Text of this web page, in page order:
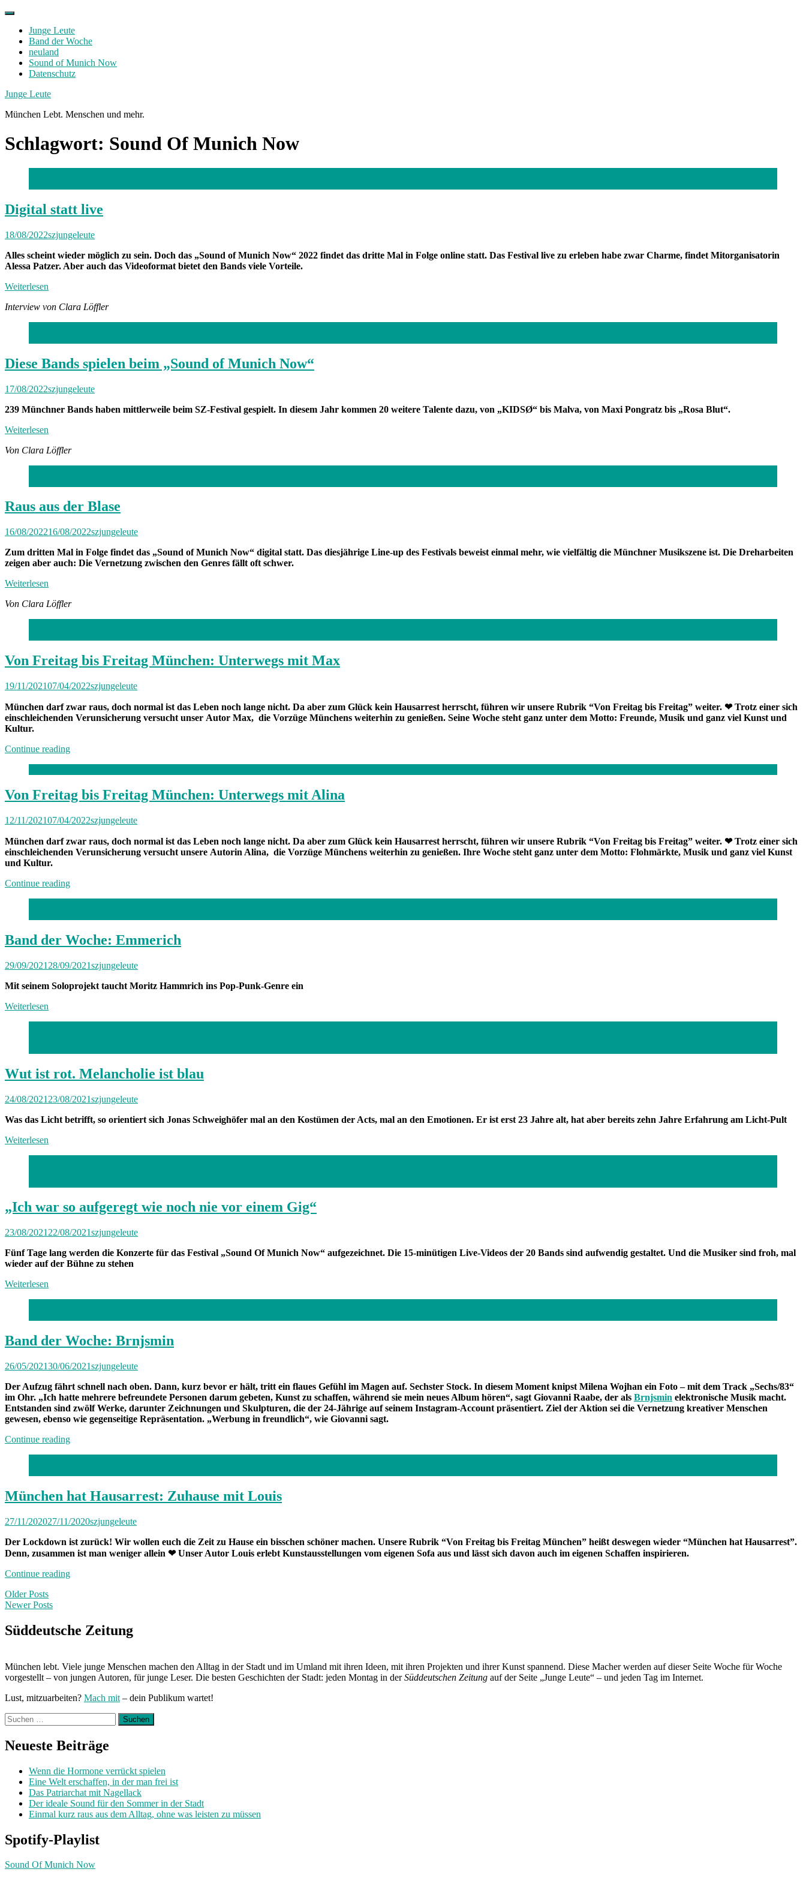
Skip
contentJunge Leute
Band der Woche
neuland
Sound of Munich Now
Datenschutz
Facebook
Twitter
Instagram
Junge Leute
München Lebt. Menschen und mehr.
Schlagwort: Sound Of Munich Now
Digital statt live
18/08/2022szjungeleute
Alles scheint wieder möglich zu sein. Doch das „Sound of Munich Now“ 2022 findet das dritte Mal in Folge online statt. Das Festival live zu erleben habe zwar Charme, findet Mitorganisatorin
Alessa Patzer. Aber auch das Videoformat bietet den Bands viele Vorteile.
Weiterlesen
Interview von Clara Löffler
Diese Bands spielen beim „Sound of Munich Now“
17/08/2022szjungeleute
239 Münchner Bands haben mittlerweile beim SZ-Festival gespielt. In diesem Jahr kommen 20 weitere Talente dazu, von „KIDSØ“ bis Malva, von Maxi Pongratz bis „Rosa Blut“.
Weiterlesen
Von Clara Löffler
Raus aus der Blase
16/08/202216/08/2022szjungeleute
Zum dritten Mal in Folge findet das „Sound of Munich Now“ digital statt. Das diesjährige Line-up des Festivals beweist einmal mehr, wie vielfältig die Münchner Musikszene ist. Die Dreharbeiten
zeigen aber auch: Die Vernetzung zwischen den Genres fällt oft schwer.
Weiterlesen
Von Clara Löffler
Von Freitag bis Freitag München: Unterwegs mit Max
19/11/202107/04/2022szjungeleute
München darf zwar raus, doch normal ist das Leben noch lange nicht. Da aber zum Glück kein Hausarrest herrscht, führen wir unsere Rubrik “Von Freitag bis Freitag” weiter. ❤Trotz einer sich
einschleichenden Verunsicherung versucht unser Autor Max, die Vorzüge Münchens weiterhin zu genießen. Seine Woche steht ganz unter dem Motto: Freunde, Musik und ganz viel Kunst und
Kultur.
Continue reading„Von
München:
Unterwegs
Max“
Von Freitag bis Freitag München: Unterwegs mit Alina
12/11/202107/04/2022szjungeleute
München darf zwar raus, doch normal ist das Leben noch lange nicht. Da aber zum Glück kein Hausarrest herrscht, führen wir unsere Rubrik “Von Freitag bis Freitag” weiter. ❤Trotz einer sich
einschleichenden Verunsicherung versucht unsere Autorin Alina, die Vorzüge Münchens weiterhin zu genießen. Ihre Woche steht ganz unter dem Motto: Flohmärkte, Musik und ganz viel Kunst
und Kultur.
Continue reading„Von
Unterwegs
mit
Band der Woche: Emmerich
29/09/2021 28/09/2021szjungeleute
Mit seinem Soloprojekt taucht Moritz Hammrich ins Pop-Punk-Genre ein
Weiterlesen
Wut ist rot. Melancholie ist blau
24/08/2021 23/08/2021szjungeleute
Was das Licht betrifft, so orientiert sich Jonas Schweighöfer mal an den Kostümen der Acts, mal an den Emotionen. Er ist erst 23 Jahre alt, hat aber bereits zehn Jahre Erfahrung am Licht-Pult
Weiterlesen
„Ich war so aufgeregt wie noch nie vor einem Gig“
23/08/2021 22/08/2021szjungeleute
Fünf Tage lang werden die Konzerte für das Festival „Sound Of Munich Now“ aufgezeichnet. Die 15-minütigen Live-Videos der 20 Bands sind aufwendig gestaltet. Und die Musiker sind froh, mal
wieder auf der Bühne zu stehen
Weiterlesen
Band der Woche: Brnjsmin
26/05/202130/06/2021szjungeleute
Der Aufzug fährt schnell nach oben. Dann, kurz bevor er hält, tritt ein flaues Gefühl im Magen auf. Sechster Stock. In diesem Moment knipst Milena Wojhan ein Foto – mit dem Track „Sechs/83“
im Ohr. „Ich hatte mehrere befreundete Personen darum gebeten, Kunst zu schaffen, während sie mein neues Album hören“, sagt Giovanni Raabe, der als Brnjsmin elektronische Musik macht.
Entstanden sind zwölf Werke, darunter Zeichnungen und Skulpturen, die der 24-Jährige auf seinem Instagram-Account präsentiert. Ziel der Aktion sei die Vernetzung kreativer Menschen
gewesen, ebenso wie gegenseitige Repräsentation. „Werbung in freundlich“, wie Giovanni sagt.
Continue reading„Band
München hat Hausarrest: Zuhause mit Louis
27/11/202027/11/2020szjungeleute
Der Lockdown ist zurück! Wir wollen euch die Zeit zu Hause ein bisschen schöner machen. Unsere Rubrik “Von Freitag bis Freitag München” heißt deswegen wieder “München hat Hausarrest”.
Denn, zusammen ist man weniger allein ❤ Unser Autor Louis erlebt Kunstausstellungen vom eigenen Sofa aus und lässt sich davon auch im eigenen Schaffen inspirieren.
Continue reading„München
Louis“
Posts
navigation
Older Posts
Newer Posts
Süddeutsche Zeitung
München lebt. Viele junge Menschen machen den Alltag in der Stadt und im Umland mit ihren Ideen, mit ihren Projekten und ihrer Kunst spannend. Diese Macher werden auf dieser Seite Woche für Woche
vorgestellt – von jungen Autoren, für junge Leser. Die besten Geschichten der Stadt: jeden Montag in derSüddeutschen Zeitung auf der Seite „Junge Leute“ – und jeden Tag im Internet.
Lust, mitzuarbeiten? Mach mit – dein Publikum wartet!
Suchen
nach:
Neueste Beiträge
Wenn die Hormone verrückt spielen
Eine Welt erschaffen, in der man frei ist
Das Patriarchat mit Nagellack
Der ideale Sound für den Sommer in der Stadt
Einmal kurz raus aus dem Alltag, ohne was leisten zu müssen
Spotify-Playlist
Sound Of Munich Now